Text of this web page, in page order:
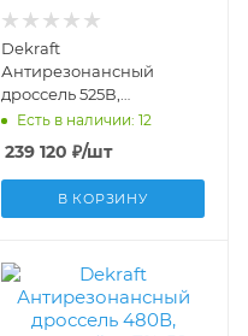
Dekraft
Антирезонансный
дроссель 525В,
расстройка 14%, 50 (7)
кВАр, медь ДР-101
50540DEK
Есть в наличии: 12
239 120 ₽/шт
В КОРЗИНУ